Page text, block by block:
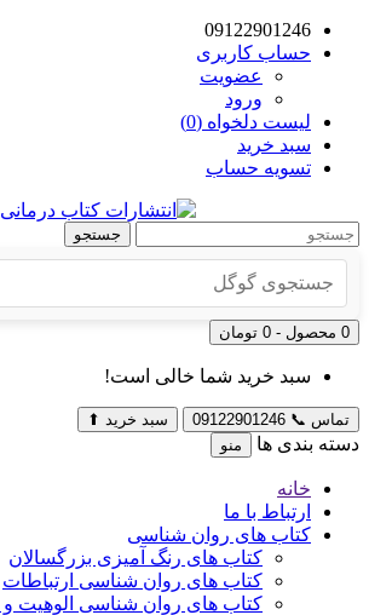
09122901246
حساب کاربری
عضویت
ورود
لیست دلخواه (0)
سبد خرید
تسویه حساب
جستجو
0 محصول - 0 تومان
سبد خرید شما خالی است!
تماس 📞
09122901246 سبد خرید ⬆
دسته بندی ها منو
خانه
ارتباط با ما
کتاب های روان شناسی
کتاب های رنگ آمیزی بزرگسالان
کتاب های روان شناسی ارتباطات
کتاب های روان شناسی الوهیت و